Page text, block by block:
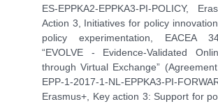
ES-EPPKA2-EPPKA3-PI-POLICY,
Action 3, Initiatives for policy
policy experimentation, EACEA
“EVOLVE - Evidence-Validated
through Virtual Exchange”
EPP-1-2017-1-NL-EPPKA3-PI-
Erasmus+, Key action 3: Support for